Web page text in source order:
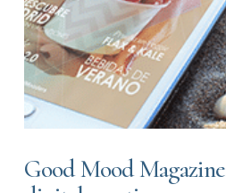
Good Mood